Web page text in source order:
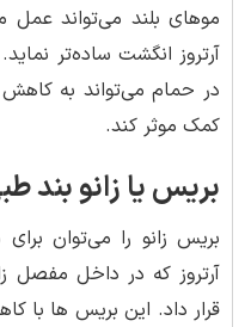
موهای بلند می‌تواند عمل
آرتروز انگشت ساده‌تر
در حمام می‌تواند به کاهش
کمک موثر کند.
بریس یا زانو بند
بریس زانو را می‌توان
آرتروز که در داخل مفصل
قرار داد. این بریس ها با